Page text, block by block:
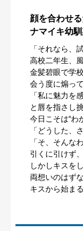
顔を合わせ
ナマイキ幼
「それなら、
高校二年生、
金髪碧眼で学
会う度に煽っ
「私に魅力を
と唇を指さし
今日こそは“わ
「どうした、
「そ、そんな
引くに引けず
しかしキスを
両想いのはず
キスから始ま